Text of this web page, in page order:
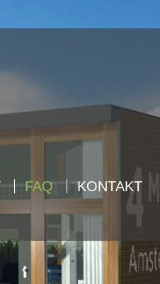
ipsum dolor sit amet,
adipiscing elit.
commodo ligula eget dolor.
massa. Cum sociis natoque
et magnis dis parturient
nascetur ridiculus mus. Donec
felis, ultricies nec.
FAQ KONTAKT